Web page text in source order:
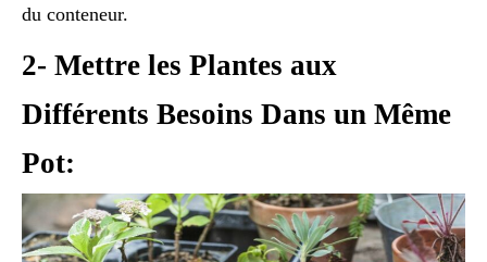
du conteneur.
2- Mettre les Plantes aux
Différents Besoins Dans un Même
Pot: